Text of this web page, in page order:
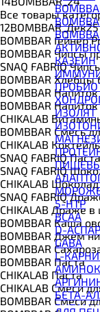
КАЗЕИН
ИЗОЛЯТ
5-HTP
BCAA
D-
GABA
L-
БЕТА-
Все товары
12BOMBBAR_Дек25
BOMBBAR Гейнер
BOMBBAR Чипсы
SNAQ FABRIQ
BOMBBAR Хлебцы
BOMBBAR
BOMBBAR Напиток
CHIKALAB
BOMBBAR Смесь
CHIKALAB
SNAQ FABRIQ Паста
SNAQ FABRIQ
CHIKALAB
SNAQ FABRIQ
CHIKALAB Драже
BOMBBAR Каша
BOMBBAR Джем
BOMBBAR
BOMBBAR Паста
CHIKALAB Паста
CHIKALAB Смеси
BOMBBAR Смеси